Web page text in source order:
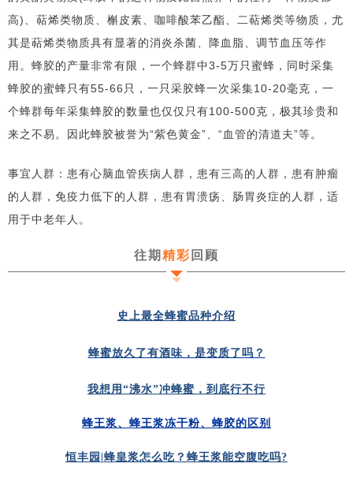
高)、萜烯类物质、槲皮素、咖啡酸苯乙酯、二萜烯类等物质，尤
其是萜烯类物质具有显著的消炎杀菌、降血脂、调节血压等作
用。蜂胶的产量非常有限， 一个蜂群中3-5万只蜜蜂，同时采集
蜂胶的蜜蜂只有55-66只，一只采胶蜂一次采集10-20毫克，一
个蜂群每年采集蜂胶的数量也仅仅只有100-500克，极其珍贵和
来之不易。因此蜂胶被誉为“紫色黄金”、“血管的清道夫”等。
事宜人群：患有心脑血管疾病人群，患有三高的人群，患有肿瘤
的人群，免疫力低下的人群，患有胃溃疡、肠胃炎症的人群，适
用于中老年人。
往期 精彩 回顾
史上最全蜂蜜品种介绍
蜂蜜放久了有酒味，是变质了吗？
我想用“沸水”冲蜂蜜，到底行不行
蜂王浆、蜂王浆冻干粉、蜂胶的区别
恒丰园|蜂皇浆怎么吃？蜂王浆能空腹吃吗?